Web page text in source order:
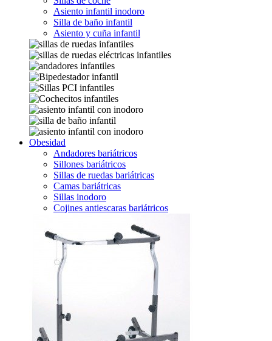
Asiento infantil inodoro
Silla de baño infantil
Asiento y cuña infantil
Obesidad
Andadores bariátricos
Sillones bariátricos
Sillas de ruedas bariátricas
Camas bariátricas
Sillas inodoro
Cojines antiescaras bariátricos